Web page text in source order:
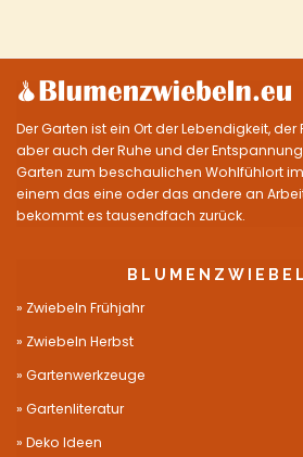
Der Garten ist ein Ort der Lebendigkeit,
aber auch der Ruhe und der
Garten zum beschaulichen Wohlfühlort
einem das eine oder das andere an
bekommt es tausendfach zurück.
Zwiebeln Frühjahr
Zwiebeln Herbst
Gartenwerkzeuge
Gartenliteratur
Deko Ideen